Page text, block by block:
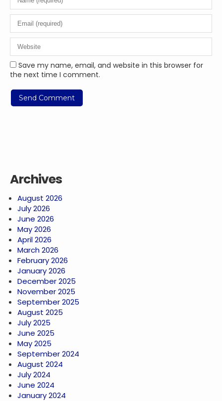
Save my name, email, and website in this browser for
the next time I comment.
Archives
August 2026
July 2026
June 2026
May 2026
April 2026
March 2026
February 2026
January 2026
December 2025
November 2025
September 2025
August 2025
July 2025
June 2025
May 2025
September 2024
August 2024
July 2024
June 2024
January 2024